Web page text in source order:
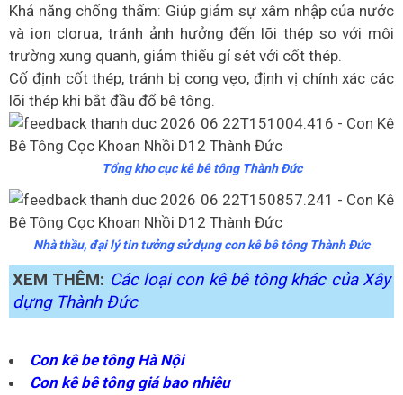
Khả năng chống thấm: Giúp giảm sự xâm nhập của nước
và ion clorua, tránh ảnh hưởng đến lõi thép so với môi
trường xung quanh, giảm thiếu gỉ sét với cốt thép.
Cố định cốt thép, tránh bị cong vẹo, định vị chính xác các
lõi thép khi bắt đầu đổ bê tông.
Tổng kho cục kê bê tông Thành Đức
Nhà thầu, đại lý tin tưởng sử dụng con kê bê tông Thành Đức
XEM THÊM: Các loại con kê bê tông khác của Xây
dựng Thành Đức
Con kê be tông Hà Nội
Con kê bê tông giá bao nhiêu